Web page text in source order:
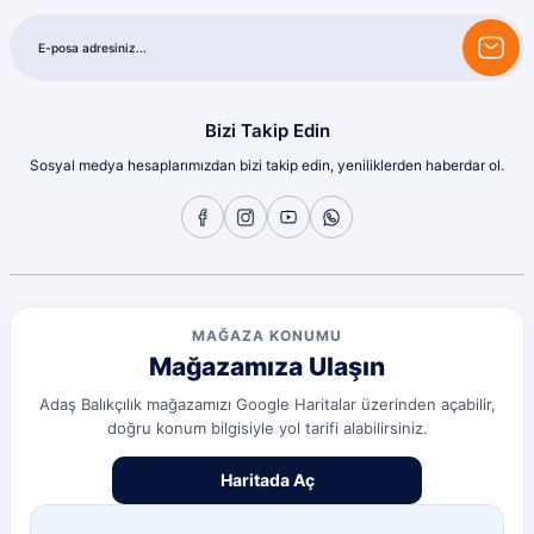
Bizi Takip Edin
Sosyal medya hesaplarımızdan bizi takip edin, yeniliklerden haberdar ol.
MAĞAZA KONUMU
Mağazamıza Ulaşın
Adaş Balıkçılık mağazamızı Google Haritalar üzerinden açabilir,
doğru konum bilgisiyle yol tarifi alabilirsiniz.
Haritada Aç